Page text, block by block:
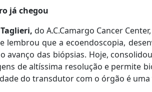
já chegou
do A.C.Camargo Cancer
lembrou que a ecoendoscopia,
avanço das biópsias. Hoje,
de altíssima resolução e permite
do transdutor com o órgão é uma